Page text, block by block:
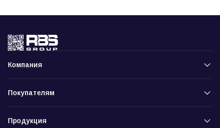
Компания
Покупателям
Продукция